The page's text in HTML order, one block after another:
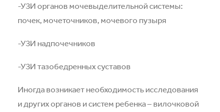
-УЗИ органов мочевыделительной системы:
почек, мочеточников, мочевого пузыря
-УЗИ надпочечников
-УЗИ тазобедренных суставов
Иногда возникает необходимость исследования
и других органов и систем ребенка – вилочковой